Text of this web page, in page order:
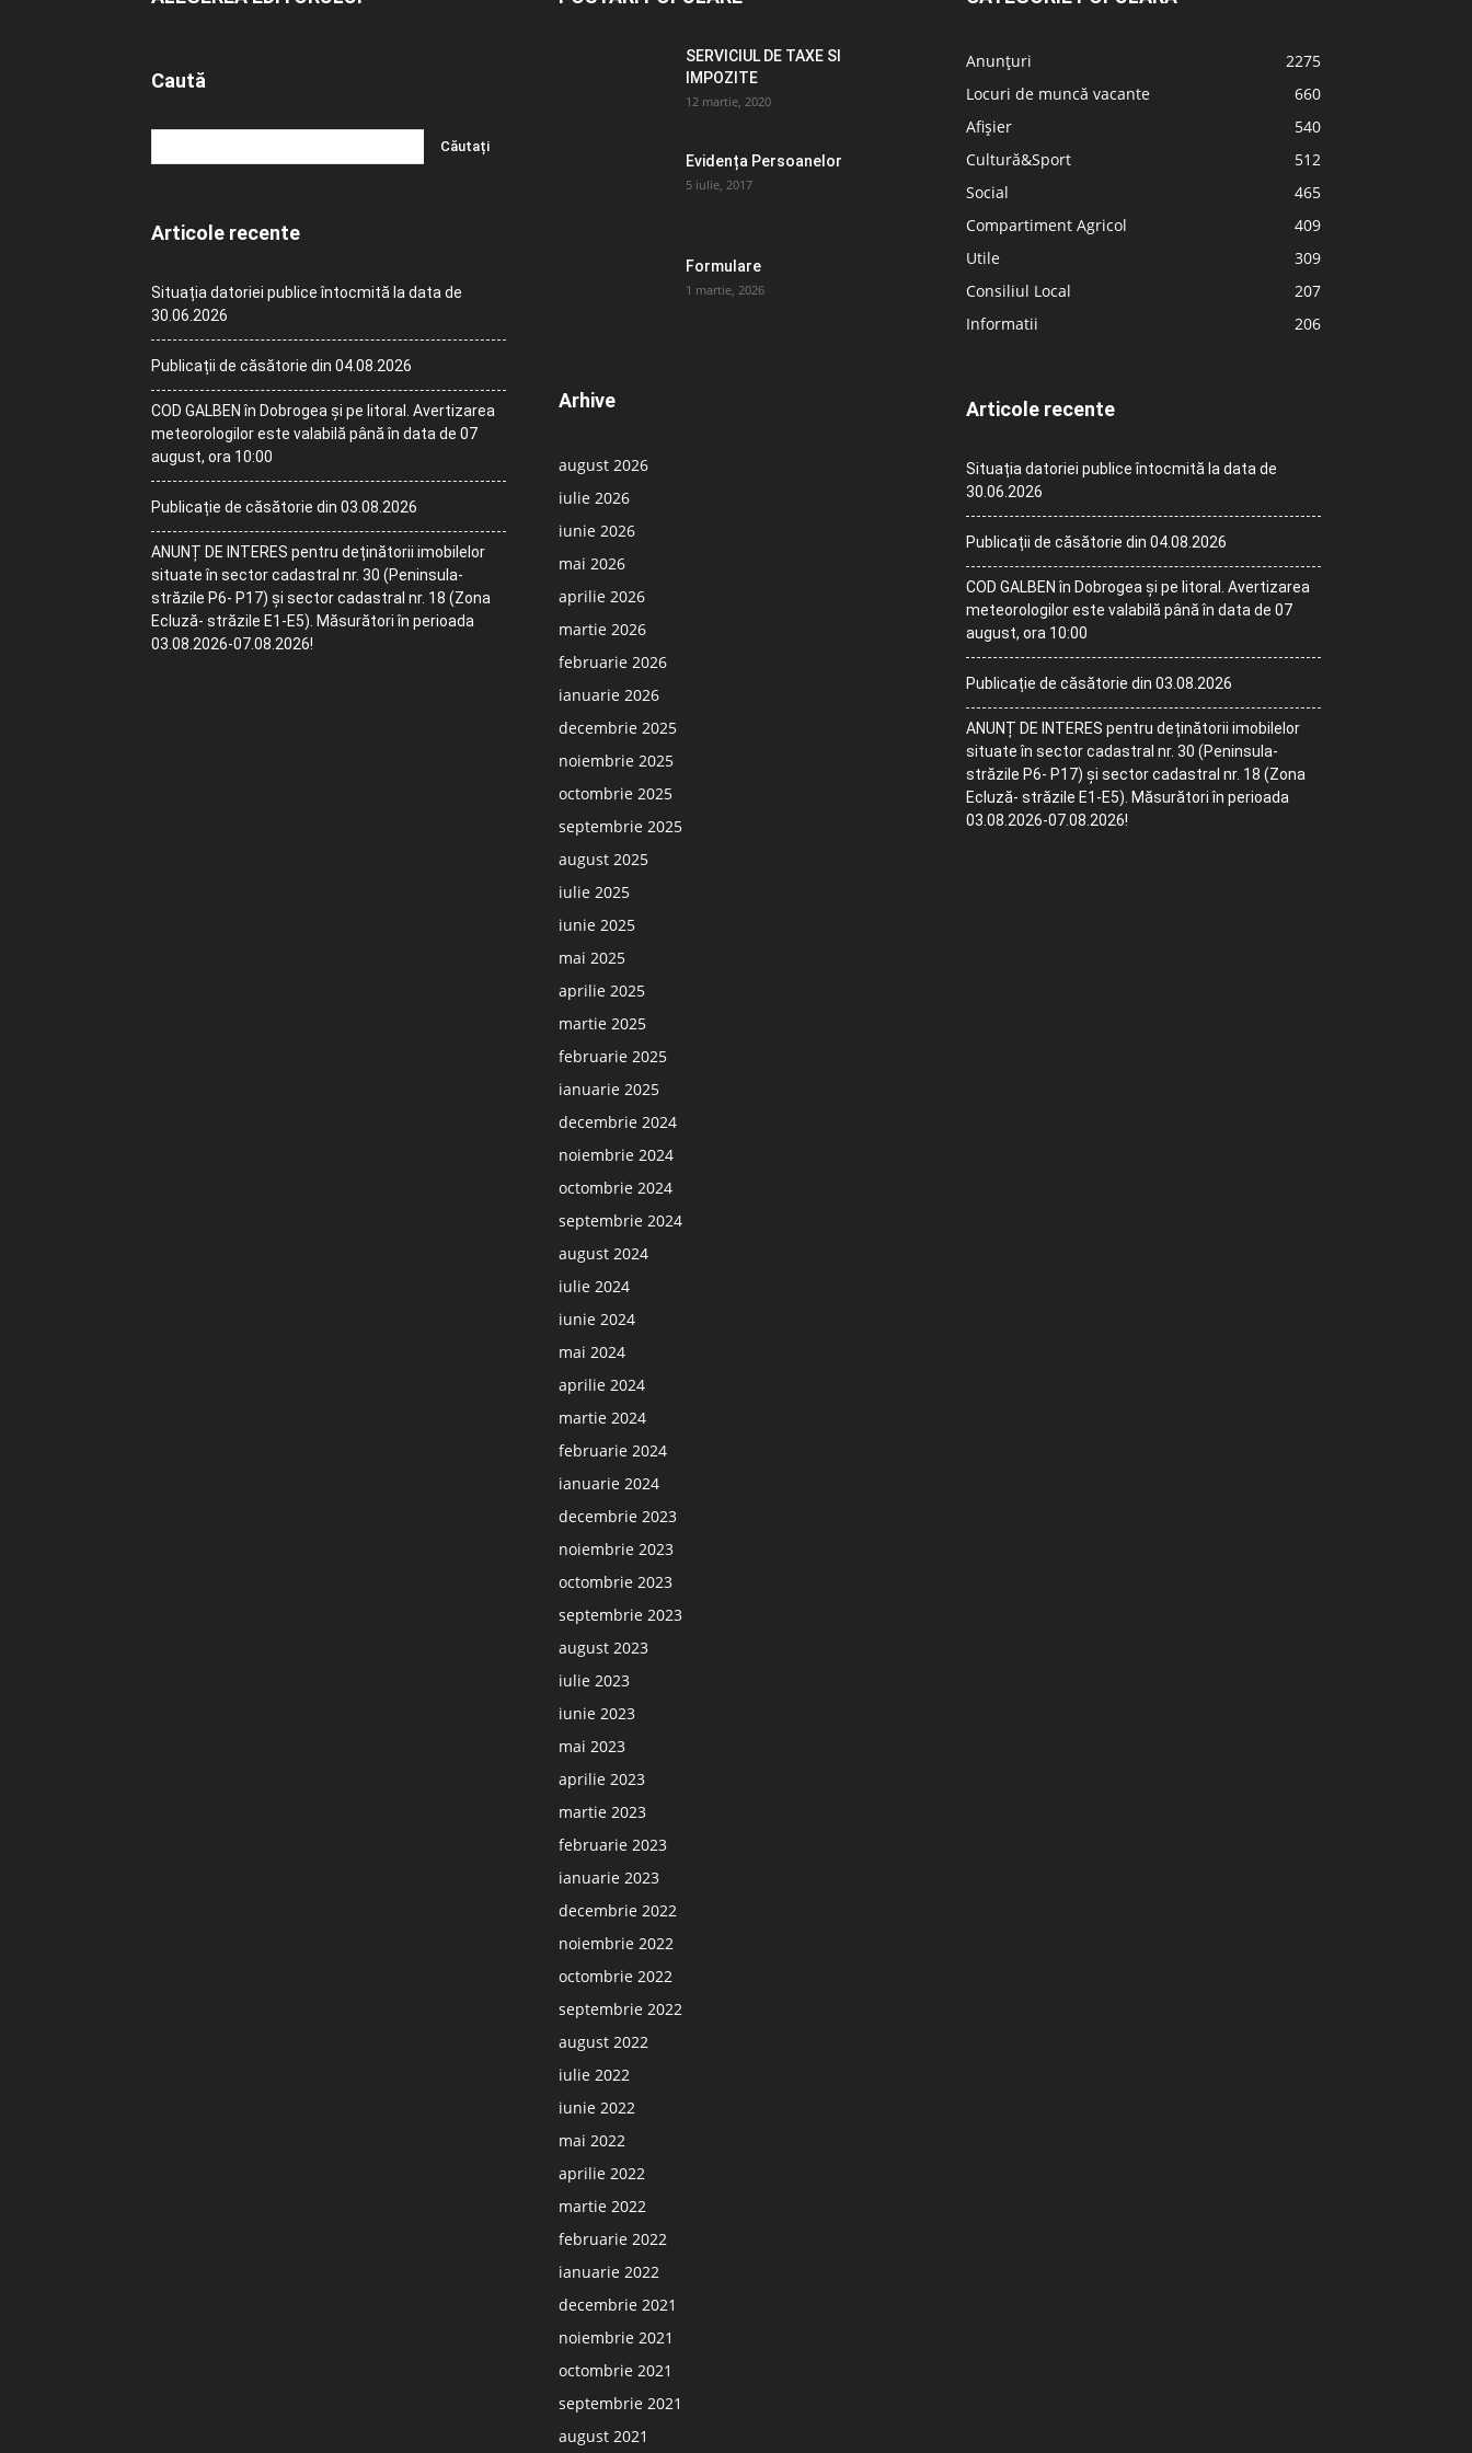
Caută
Articole recente
Situația datoriei publice întocmită la data de
30.06.2026
Publicații de căsătorie din 04.08.2026
COD GALBEN în Dobrogea și pe litoral. Avertizarea
meteorologilor este valabilă până în data de 07
august, ora 10:00
Publicație de căsătorie din 03.08.2026
ANUNȚ DE INTERES pentru deținătorii imobilelor
situate în sector cadastral nr. 30 (Peninsula-
străzile P6- P17) și sector cadastral nr. 18 (Zona
Ecluză- străzile E1-E5). Măsurători în perioada
03.08.2026-07.08.2026!
SERVICIUL DE TAXE SI
IMPOZITE
12 martie, 2020
Evidența Persoanelor
5 iulie, 2017
Formulare
1 martie, 2026
Arhive
august 2026
iulie 2026
iunie 2026
mai 2026
aprilie 2026
martie 2026
februarie 2026
ianuarie 2026
decembrie 2025
noiembrie 2025
octombrie 2025
septembrie 2025
august 2025
iulie 2025
iunie 2025
mai 2025
aprilie 2025
martie 2025
februarie 2025
ianuarie 2025
decembrie 2024
noiembrie 2024
octombrie 2024
septembrie 2024
august 2024
iulie 2024
iunie 2024
mai 2024
aprilie 2024
martie 2024
februarie 2024
ianuarie 2024
decembrie 2023
noiembrie 2023
octombrie 2023
septembrie 2023
august 2023
iulie 2023
iunie 2023
mai 2023
aprilie 2023
martie 2023
februarie 2023
ianuarie 2023
decembrie 2022
noiembrie 2022
octombrie 2022
septembrie 2022
august 2022
iulie 2022
iunie 2022
mai 2022
aprilie 2022
martie 2022
februarie 2022
ianuarie 2022
decembrie 2021
noiembrie 2021
octombrie 2021
septembrie 2021
august 2021
Anunțuri
2275
Locuri de muncă vacante
660
Afișier
540
Cultură&Sport
512
Social
465
Compartiment Agricol
409
Utile
309
Consiliul Local
207
Informatii
206
Articole recente
Situația datoriei publice întocmită la data de
30.06.2026
Publicații de căsătorie din 04.08.2026
COD GALBEN în Dobrogea și pe litoral. Avertizarea
meteorologilor este valabilă până în data de 07
august, ora 10:00
Publicație de căsătorie din 03.08.2026
ANUNȚ DE INTERES pentru deținătorii imobilelor
situate în sector cadastral nr. 30 (Peninsula-
străzile P6- P17) și sector cadastral nr. 18 (Zona
Ecluză- străzile E1-E5). Măsurători în perioada
03.08.2026-07.08.2026!